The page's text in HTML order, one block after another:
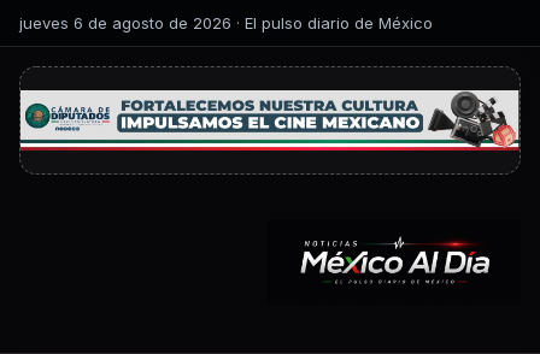
jueves 6 de agosto de 2026 · El pulso diario de México